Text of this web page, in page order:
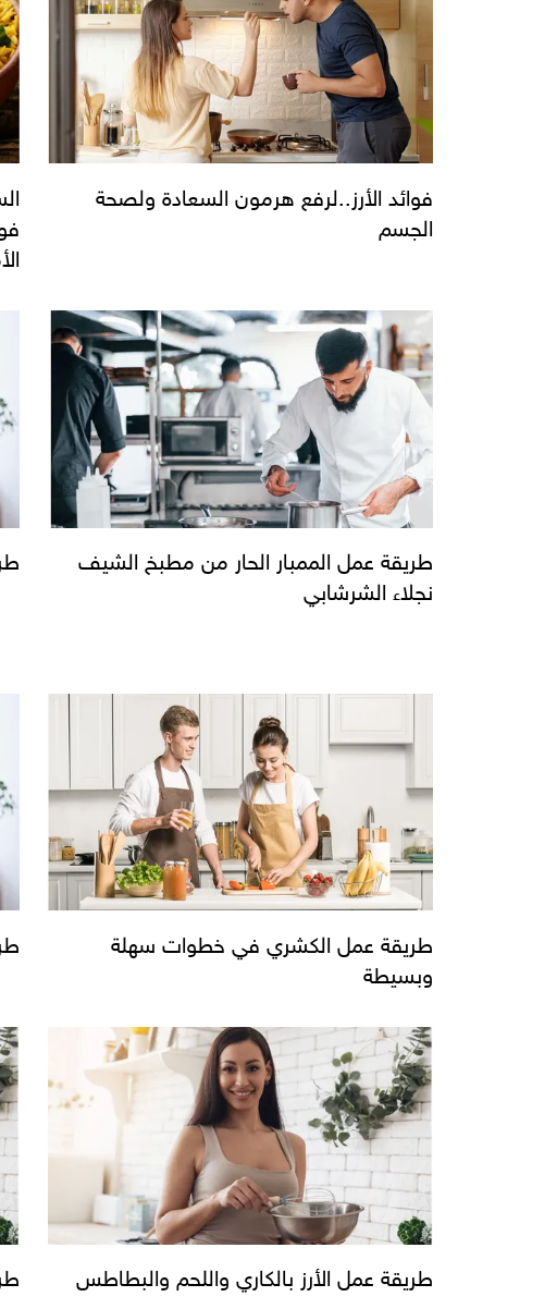
فوائد الأرز..لرفع هرمون السعادة ولصحة
الجسم
طريقة عمل الممبار الحار من مطبخ الشيف
نجلاء الشرشابي
طريقة عمل الكشري في خطوات سهلة
وبسيطة
طريقة عمل الأرز بالكاري واللحم والبطاطس